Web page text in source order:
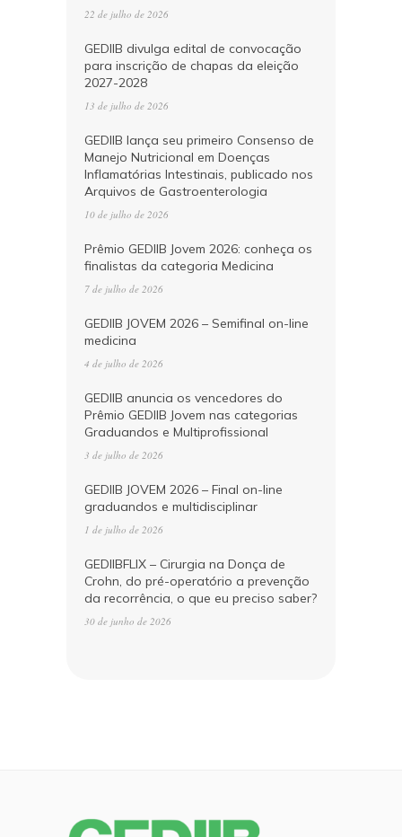
22 de julho de 2026
GEDIIB divulga edital de convocação
para inscrição de chapas da eleição
2027-2028
13 de julho de 2026
GEDIIB lança seu primeiro Consenso de
Manejo Nutricional em Doenças
Inflamatórias Intestinais, publicado nos
Arquivos de Gastroenterologia
10 de julho de 2026
Prêmio GEDIIB Jovem 2026: conheça os
finalistas da categoria Medicina
7 de julho de 2026
GEDIIB JOVEM 2026 – Semifinal on-line
medicina
4 de julho de 2026
GEDIIB anuncia os vencedores do
Prêmio GEDIIB Jovem nas categorias
Graduandos e Multiprofissional
3 de julho de 2026
GEDIIB JOVEM 2026 – Final on-line
graduandos e multidisciplinar
1 de julho de 2026
GEDIIBFLIX – Cirurgia na Donça de
Crohn, do pré-operatório a prevenção
da recorrência, o que eu preciso saber?
30 de junho de 2026